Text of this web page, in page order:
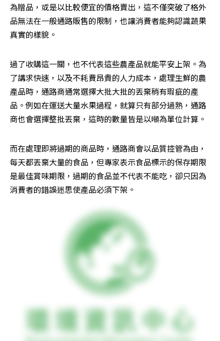
為贈品，或是以比較便宜的價格賣出，這不僅突破了格外
品無法在一般通路販售的限制，也讓消費者能夠認識蔬果
真實的樣貌。
過了收購這一關，也不代表這些農產品就能平安上架。為
了講求快速，以及不耗費昂貴的人力成本，處理生鮮的農
產品時，通路商通常選擇大批大批的丟棄稍有瑕疵的產
品。例如在運送大量水果過程，就算只有部分過熟，通路
商也會選擇整批丟棄，這時的數量皆是以噸為單位計算。
而在處理即將過期的商品時，通路商會以品質控管為由，
每天都丟棄大量的食品，但專家表示食品標示的保存期限
是最佳賞味期限，過期的食品並不代表不能吃，卻只因為
消費者的錯誤迷思使產品必須下架。